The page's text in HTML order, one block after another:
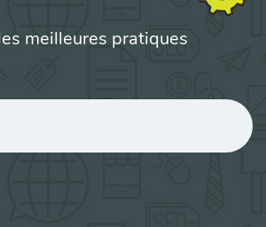
meilleures pratiques